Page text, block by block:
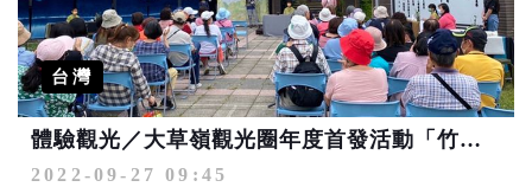
台灣
體驗觀光／大草嶺觀光圈年度首發活動「竹風茶韻-喫茶賞鷺趣」
2022-09-27 09:45